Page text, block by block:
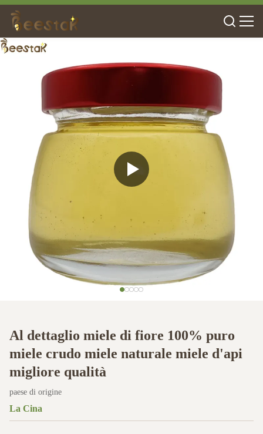
Al dettaglio miele di fiore 100% puro
miele crudo miele naturale miele d'api
migliore qualità
paese di origine
La Cina